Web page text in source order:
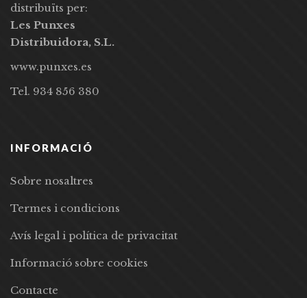
distribuïts per:
Les Punxes
Distribuidora, S.L.
www.punxes.es
Tel. 934 856 380
INFORMACIÓ
Sobre nosaltres
Termes i condicions
Avís legal i política de privacitat
Informació sobre cookies
Contacte